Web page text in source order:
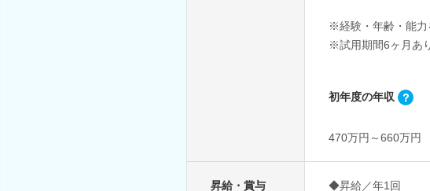
※経験・年齢・能力
※試用期間6ヶ月あ
初年度の年収
470万円～660万円
昇給・賞与 ◆昇給／年1回